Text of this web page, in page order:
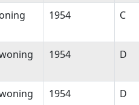
1954 C
1954 D
1954 D